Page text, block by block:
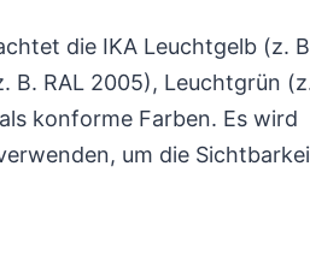
die IKA Leuchtgelb (z.
B. RAL 2005), Leuchtgrün
konforme Farben. Es wird
um die